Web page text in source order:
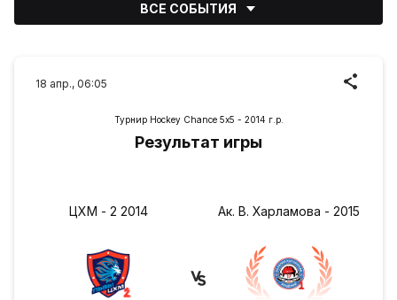
ВСЕ СОБЫТИЯ
18 апр., 06:05
Турнир Hockey Chance 5х5 - 2014 г.р.
Результат игры
ЦХМ - 2 2014 Ак. В. Харламова - 2015